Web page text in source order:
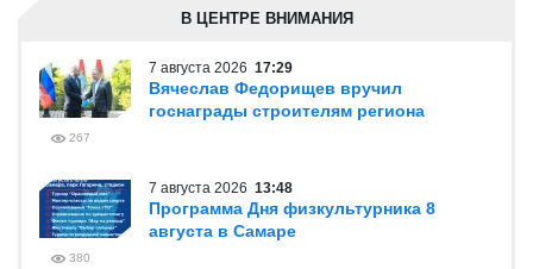
В ЦЕНТРЕ ВНИМАНИЯ
7 августа 2026 17:29
Вячеслав Федорищев вручил
госнаграды строителям региона
267
7 августа 2026 13:48
Программа Дня физкультурника 8
августа в Самаре
380